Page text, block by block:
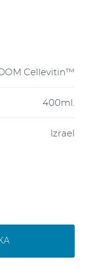
Cellevitin™
400ml.
Izrael